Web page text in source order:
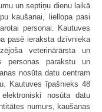
un septiņu dienu laikā
kaušanai, liellopa pasi
personai. Kautuves
pasē ieraksta dzīvnieka
veterinārārsta un
personas parakstu un
nosūta datu centram
Kautuves īpašnieks 48
nosūta datu
numurs, kaušanas